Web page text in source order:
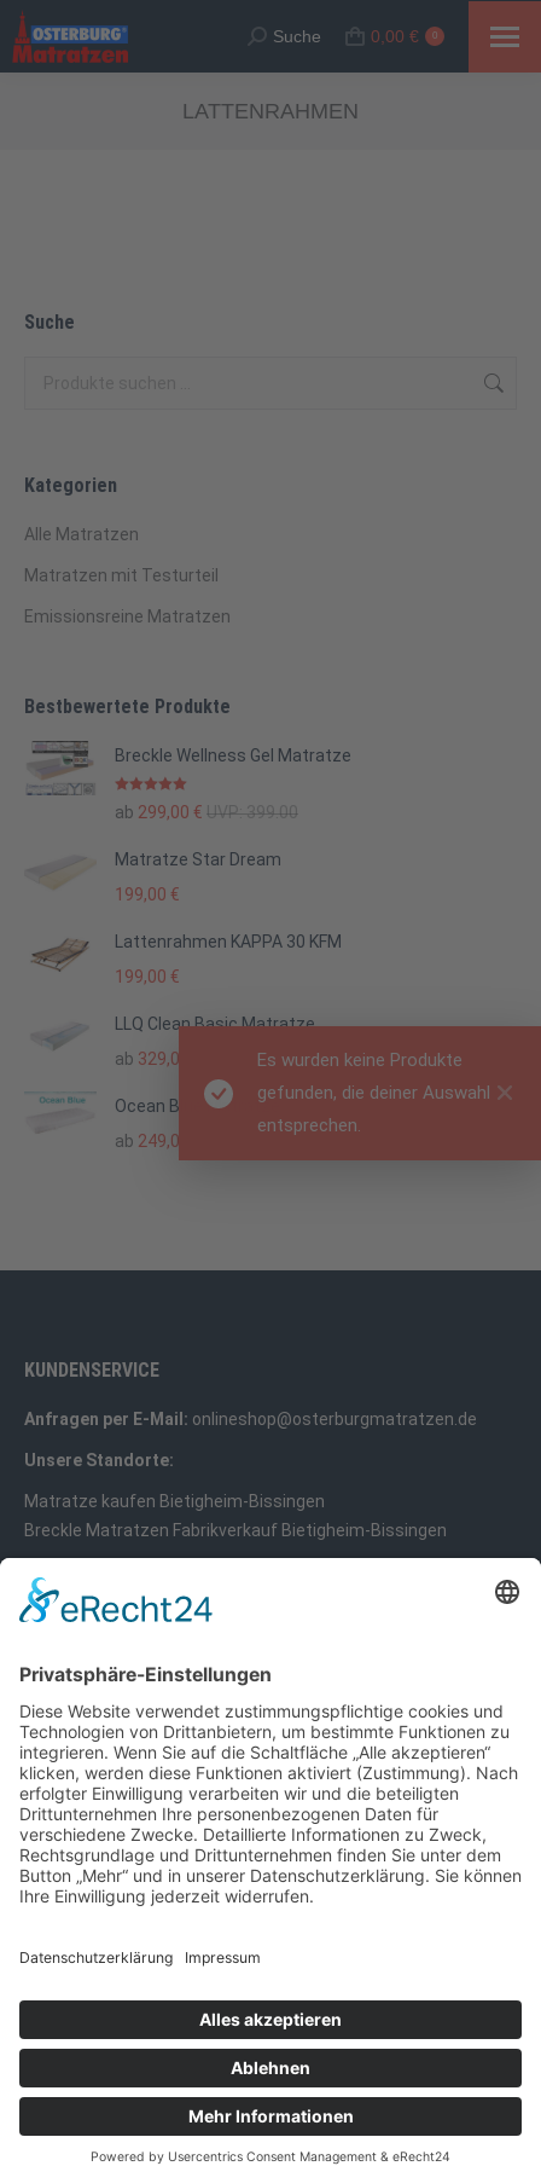
Suche:
Suche 0,00 € 0
LATTENRAHMEN
Es wurden keine Produkte
gefunden, die deiner Auswahl
entsprechen.
Suche
Kategorien
Alle Matratzen
Matratzen mit Testurteil
Emissionsreine Matratzen
Bestbewertete Produkte
Breckle Wellness Gel Matratze
Bewertet mit
5.00von 5
ab 299,00 € UVP: 399.00
Matratze Star Dream
199,00 €
Lattenrahmen KAPPA 30 KFM
199,00 €
LLQ Clean Basic Matratze
ab 329,00
Ocean Blue Matratze
ab 249,00
KUNDENSERVICE
Anfragen per E-Mail: onlineshop@osterburgmatratzen.de
Unsere Standorte:
Matratze kaufen Bietigheim-Bissingen
Breckle Matratzen Fabrikverkauf Bietigheim-Bissingen
© Osterburg Matratzen 2020. Alle Rechte vorbehalten.
Menü Footer
VERTRAG WIDERRUFEN